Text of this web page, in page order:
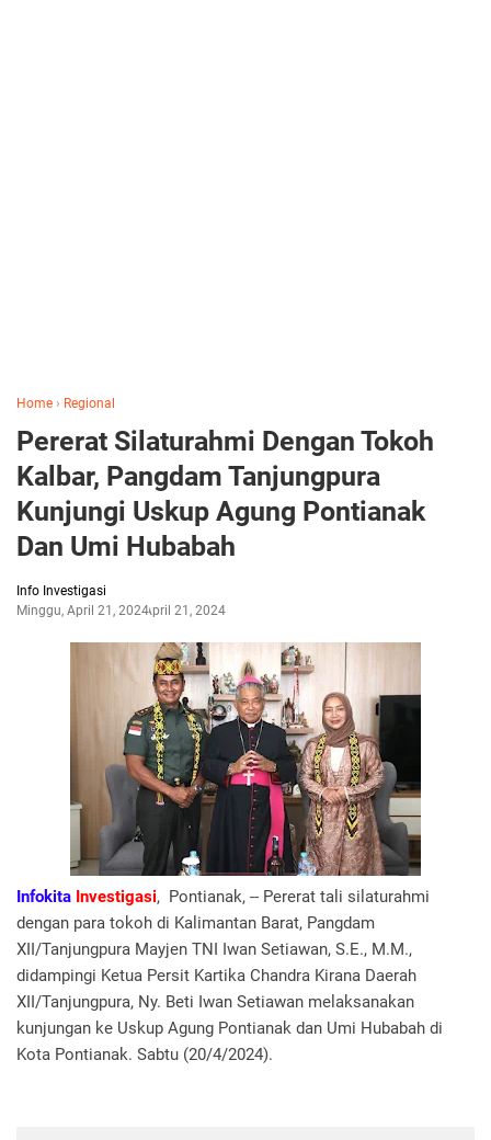
Home › Regional
Pererat Silaturahmi Dengan Tokoh
Kalbar, Pangdam Tanjungpura
Kunjungi Uskup Agung Pontianak
Dan Umi Hubabah
Info Investigasi
Minggu, April 21, 2024April 21, 2024
Infokita Investigasi, Pontianak, -- Pererat tali silaturahmi
dengan para tokoh di Kalimantan Barat, Pangdam
XII/Tanjungpura Mayjen TNI Iwan Setiawan, S.E., M.M.,
didampingi Ketua Persit Kartika Chandra Kirana Daerah
XII/Tanjungpura, Ny. Beti Iwan Setiawan melaksanakan
kunjungan ke Uskup Agung Pontianak dan Umi Hubabah di
Kota Pontianak. Sabtu (20/4/2024).